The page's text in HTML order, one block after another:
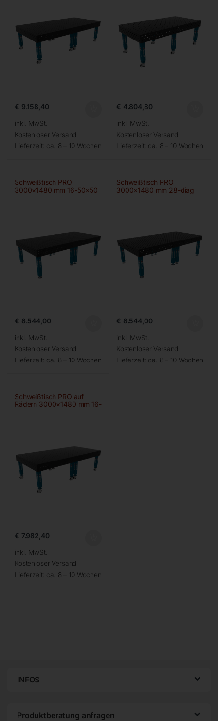
€ 9.158,40
inkl. MwSt.
Kostenloser Versand
Lieferzeit: ca. 8 – 10 Wochen
€ 4.804,80
inkl. MwSt.
Kostenloser Versand
Lieferzeit: ca. 8 – 10 Wochen
Schweißtisch PRO
3000×1480 mm 16-50×50
€ 8.544,00
inkl. MwSt.
Kostenloser Versand
Lieferzeit: ca. 8 – 10 Wochen
Schweißtisch PRO
3000×1480 mm 28-diag
€ 8.544,00
inkl. MwSt.
Kostenloser Versand
Lieferzeit: ca. 8 – 10 Wochen
Schweißtisch PRO auf
Rädern 3000×1480 mm 16-
€ 7.982,40
inkl. MwSt.
Kostenloser Versand
Lieferzeit: ca. 8 – 10 Wochen
INFOS
Produktberatung anfragen